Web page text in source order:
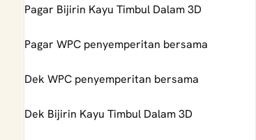
Pagar Bijirin Kayu Timbul Dalam 3D
Pagar WPC penyemperitan bersama
Dek WPC penyemperitan bersama
Dek Bijirin Kayu Timbul Dalam 3D